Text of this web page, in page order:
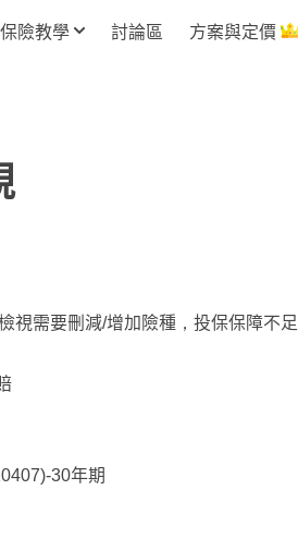
保險教學 討論區 方案與定價
視需要刪減/增加險種，投保保障不
30年期